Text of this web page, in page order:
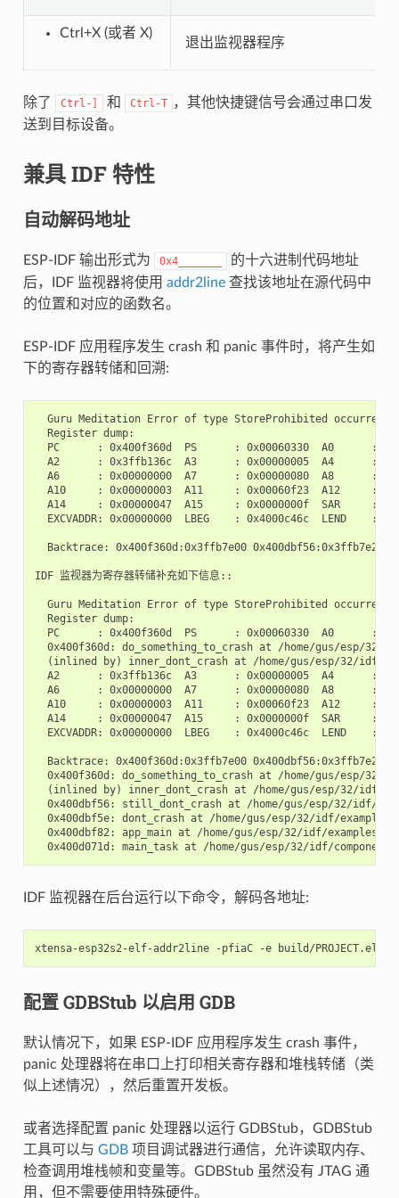
Ctrl+X (或者 X)
退出监视器程序
除了 Ctrl-] 和 Ctrl-T ，其他快捷键信号会通过串口发
送到目标设备。
兼具 IDF 特性
自动解码地址
ESP-IDF 输出形式为 0x4_______
的十六进制代码地址
后，IDF 监视器将使用 addr2line查找该地址在源代码中
的位置和对应的函数名。
ESP-IDF 应用程序发生 crash 和 panic 事件时，将产生如
下的寄存器转储和回溯:
Guru Meditation Error of type StoreProhibited occurred
  Register dump:
PC      : 0x400f360d  PS      : 0x00060330  A0      :
A2      : 0x3ffb136c  A3      : 0x00000005  A4      :
A6      : 0x00000000  A7      : 0x00000080  A8      :
A10     : 0x00000003  A11     : 0x00060f23  A12     :
A14     : 0x00000047  A15     : 0x0000000f  SAR     :
EXCVADDR: 0x00000000  LBEG    : 0x4000c46c  LEND    :
Backtrace: 0x400f360d:0x3ffb7e00 0x400dbf56:0x3ffb7e20
IDF 监视器为寄存器转储补充如下信息::
Guru Meditation Error of type StoreProhibited occurred
  Register dump:
PC      : 0x400f360d  PS      : 0x00060330  A0      :
0x400f360d: do_something_to_crash at /home/gus/esp/32/
(inlined by) inner_dont_crash at /home/gus/esp/32/idf/
A2      : 0x3ffb136c  A3      : 0x00000005  A4      :
A6      : 0x00000000  A7      : 0x00000080  A8      :
A10     : 0x00000003  A11     : 0x00060f23  A12     :
A14     : 0x00000047  A15     : 0x0000000f  SAR     :
EXCVADDR: 0x00000000  LBEG    : 0x4000c46c  LEND    :
Backtrace: 0x400f360d:0x3ffb7e00 0x400dbf56:0x3ffb7e20
0x400f360d: do_something_to_crash at /home/gus/esp/32/
(inlined by) inner_dont_crash at /home/gus/esp/32/idf/
0x400dbf56: still_dont_crash at /home/gus/esp/32/idf/
0x400dbf5e: dont_crash at /home/gus/esp/32/idf/
0x400dbf82: app_main at /home/gus/esp/32/idf/examples/
IDF 监视器在后台运行以下命令，解码各地址:
配置 GDBStub 以启用 GDB
默认情况下，如果 ESP-IDF 应用程序发生 crash 事件，
panic 处理器将在串口上打印相关寄存器和堆栈转储（类
似上述情况），然后重置开发板。
或者选择配置 panic 处理器以运行 GDBStub，GDBStub
工具可以与 GDB项目调试器进行通信，允许读取内存、
检查调用堆栈帧和变量等。GDBStub 虽然没有 JTAG 通
用，但不需要使用特殊硬件。